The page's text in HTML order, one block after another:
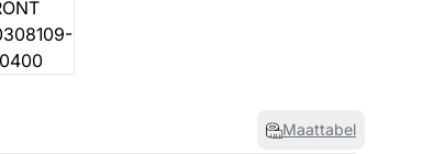
Maattabel